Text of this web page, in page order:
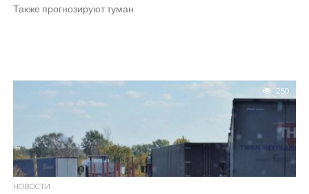
Также прогнозируют туман
250
НОВОСТИ